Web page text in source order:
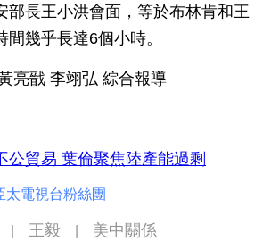
部長王小洪會面，等於布林肯和王
幾乎長達6個小時。
亮戩 李翊弘 綜合報導
公貿易 葉倫聚焦陸產能過剩
太電視台粉絲團
王毅 美中關係